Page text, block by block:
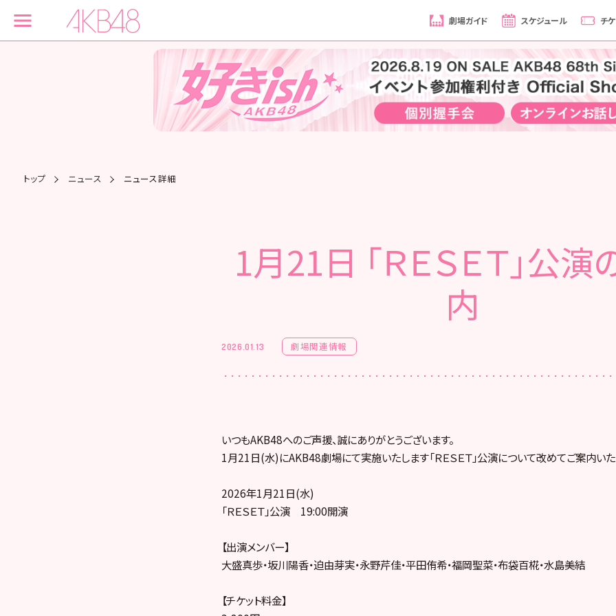
劇場ガイド スケジュール チ
トップ ニュース ニュース詳細
1月21日 「ＲＥＳＥＴ」公演
内
2026.01.13 劇場関連情報
いつもAKB48へのご声援、誠にありがとうございます。
1月21日(水)にAKB48劇場にて実施いたします「ＲＥＳＥＴ」公演について改めてご案内いた
2026年1月21日(水)
「ＲＥＳＥＴ」公演 19:00開演
【出演メンバー】
大盛真歩・坂川陽香・迫由芽実・永野芹佳・平田侑希・福岡聖菜・布袋百椛・水島美結
【チケット料金】